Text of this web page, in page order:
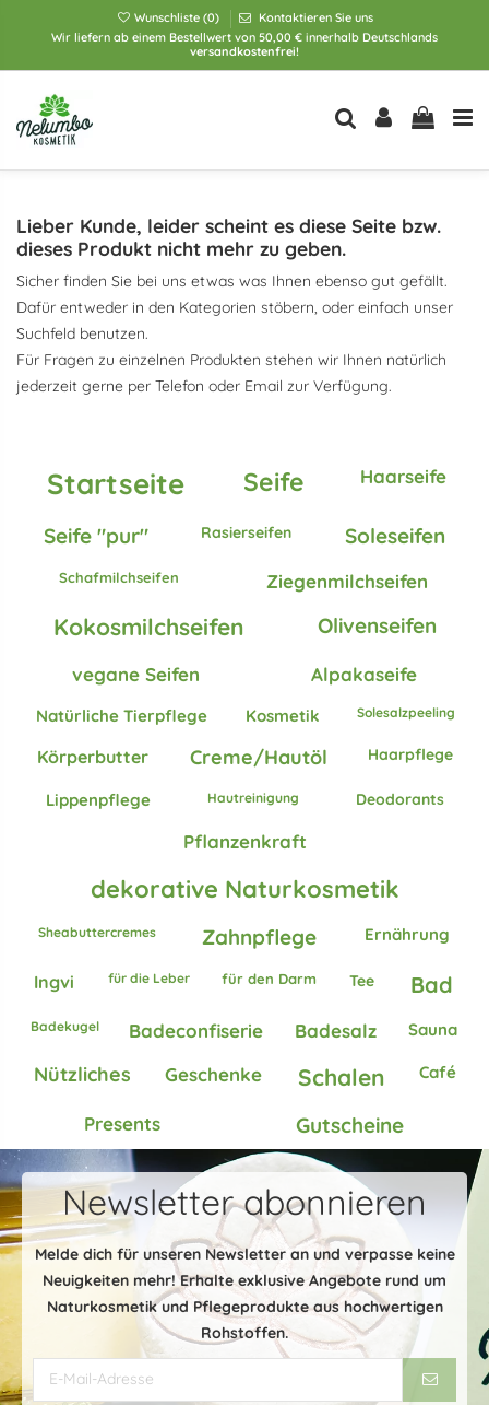
Wir liefern ab einem Bestellwert von 50,00 € innerhalb Deutschlands
versandkostenfrei!
Wunschliste (0) Kontaktieren Sie uns
Lieber Kunde, leider scheint es diese Seite bzw.
dieses Produkt nicht mehr zu geben.
Sicher finden Sie bei uns etwas was Ihnen ebenso gut gefällt.
Dafür entweder in den Kategorien stöbern, oder einfach unser
Suchfeld benutzen.
Für Fragen zu einzelnen Produkten stehen wir Ihnen natürlich
jederzeit gerne per Telefon oder Email zur Verfügung.
Startseite Seife Haarseife
Seife "pur" Rasierseifen Soleseifen
Schafmilchseifen Ziegenmilchseifen
Kokosmilchseifen Olivenseifen
vegane Seifen Alpakaseife
Natürliche Tierpflege Kosmetik Solesalzpeeling
Körperbutter Creme/Hautöl Haarpflege
Lippenpflege Hautreinigung Deodorants
Pflanzenkraft
dekorative Naturkosmetik
Sheabuttercremes Zahnpflege Ernährung
Ingvi für die Leber für den Darm Tee Bad
Badekugel Badeconfiserie Badesalz Sauna
Nützliches Geschenke Schalen Café
Presents Gutscheine
Newsletter abonnieren
Melde dich für unseren Newsletter an und verpasse keine
Neuigkeiten mehr! Erhalte exklusive Angebote rund um
Naturkosmetik und Pflegeprodukte aus hochwertigen
Rohstoffen.